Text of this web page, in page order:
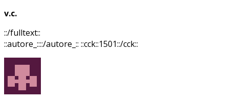
v.c.
::/fulltext::
::autore_::::/autore_:: ::cck::1501::/cck::